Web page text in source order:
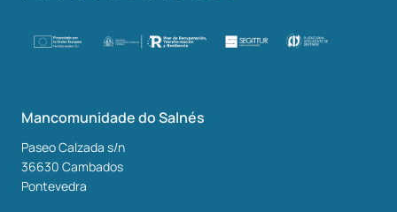
Mancomunidade do Salnés
Paseo Calzada s/n
36630 Cambados
Pontevedra